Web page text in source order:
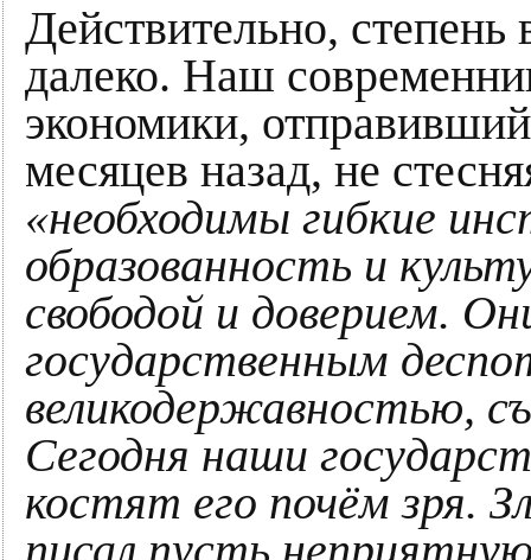
Действительно, степень
далеко. Наш
экономики,
месяцев назад, не
«необходимы гибкие
образованность и
свободой и доверием.
государственным
великодержавностью,
Сегодня наши
костят его почём зря.